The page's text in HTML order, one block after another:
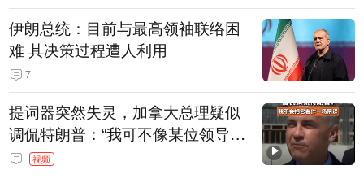
伊朗总统：目前与最高领袖联络困
难 其决策过程遭人利用
7
提词器突然失灵，加拿大总理疑似
调侃特朗普：“我可不像某位领导
人，把这当成一场阴谋”，全场哄笑
视频